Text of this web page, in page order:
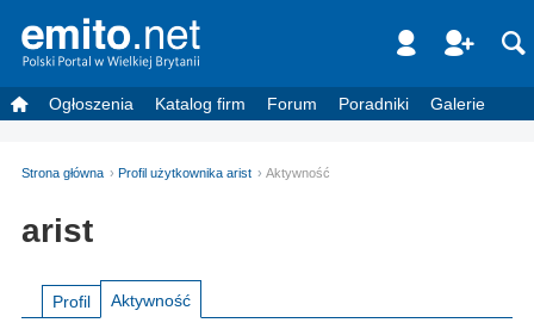
Ogłoszenia Katalog firm Forum Poradniki Galerie
Strona główna Profil użytkownika arist Aktywność
arist
Profil Aktywność